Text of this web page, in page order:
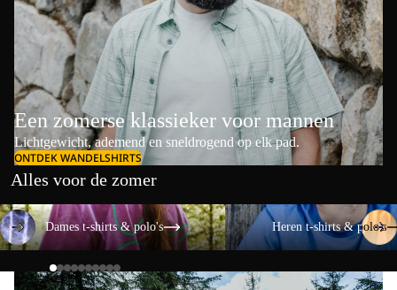
Een zomerse klassieker voor mannen
Lichtgewicht, ademend en sneldrogend op elk pad.
ONTDEK WANDELSHIRTS
Alles voor de zomer
Dames t-shirts & polo's
Dames t-shirts & polo's
Heren t-shirts & polo's
Heren t-shirts & polo's